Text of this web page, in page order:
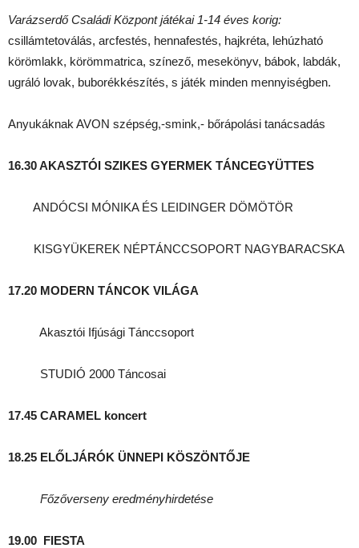
Varázserdő Családi Központ játékai 1-14 éves korig:
csillámtetoválás, arcfestés, hennafestés, hajkréta, lehúzható
körömlakk, körömmatrica, színező, mesekönyv, bábok, labdák,
ugráló lovak, buborékkészítés, s játék minden mennyiségben.
Anyukáknak AVON szépség,-smink,- bőrápolási tanácsadás
16.30 AKASZTÓI SZIKES GYERMEK TÁNCEGYÜTTES
ANDÓCSI MÓNIKA ÉS LEIDINGER DÖMÖTÖR
KISGYÜKEREK NÉPTÁNCCSOPORT NAGYBARACSKA
17.20 MODERN TÁNCOK VILÁGA
Akasztói Ifjúsági Tánccsoport
STUDIÓ 2000 Táncosai
17.45 CARAMEL koncert
18.25 ELŐLJÁRÓK ÜNNEPI KÖSZÖNTŐJE
Főzőverseny eredményhirdetése
19.00 FIESTA